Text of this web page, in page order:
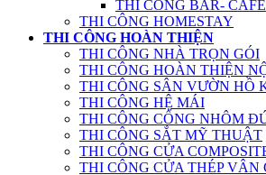
THI CÔNG BAR-
THI CÔNG HOMESTAY
THI CÔNG HOÀN THIỆN
THI CÔNG NHÀ TRỌN GÓI
THI CÔNG HOÀN THIỆN
THI CÔNG SÂN VƯỜN HỒ
THI CÔNG HỆ MÁI
THI CÔNG CỔNG NHÔM
THI CÔNG SẮT MỸ THUẬT
THI CÔNG CỬA
THI CÔNG CỬA THÉP VÂN